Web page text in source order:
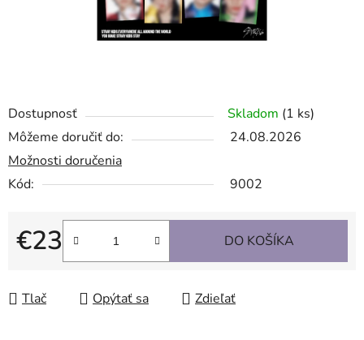
Dostupnosť Skladom (1 ks)
Môžeme doručiť do:
24.08.2026
Možnosti doručenia
Kód:
9002
€23
Jednotková cena:
DO KOŠÍKA
Tlač Opýtať sa Zdieľať